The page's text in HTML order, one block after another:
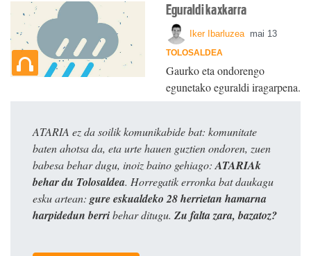
Eguraldi kaxkarra
Iker Ibarluzea mai 13
TOLOSALDEA
Gaurko eta ondorengo
egunetako eguraldi iragarpena.
ATARIA ez da soilik komunikabide bat: komunitate
baten ahotsa da, eta urte hauen guztien ondoren, zuen
babesa behar dugu, inoiz baino gehiago: ATARIAk
behar du Tolosaldea. Horregatik erronka bat daukagu
esku artean: gure eskualdeko 28 herrietan hamarna
harpidedun berribehar ditugu. Zu falta zara, bazatoz?